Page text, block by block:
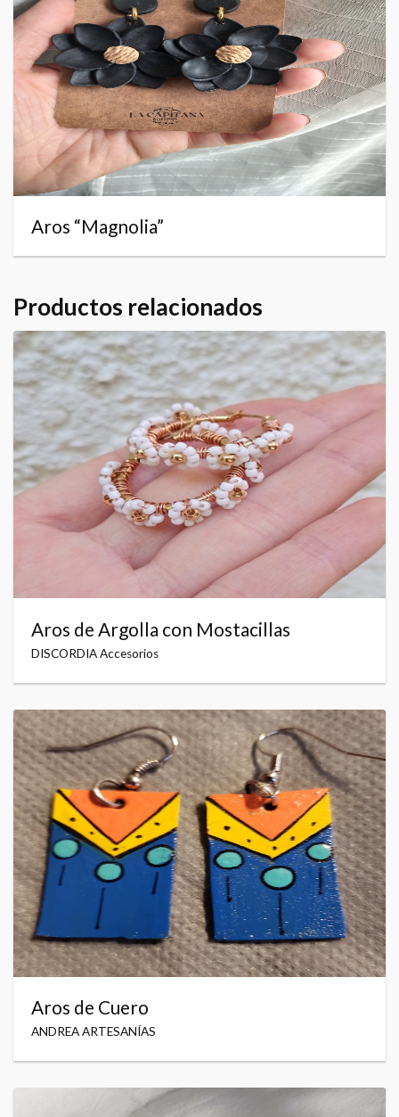
Aros “Magnolia”
Productos relacionados
Aros de Argolla con Mostacillas
DISCORDIA Accesorios
Aros de Cuero
ANDREA ARTESANÍAS